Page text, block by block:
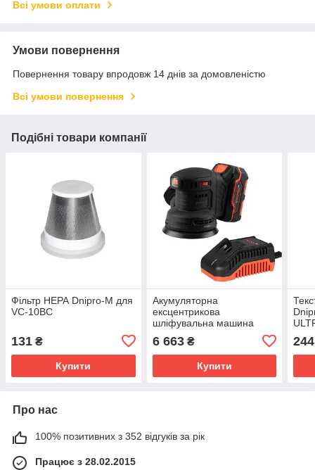
Всі умови оплати
Умови повернення
Повернення товару впродовж 14 днів за домовленістю
Всі умови повернення
Подібні товари компанії
Фільтр НЕРА Dnipro-M для
VC-10BC
131 ₴
Купити
Акумуляторна
ексцентрикова
шліфувальна машина
ULTRA + Акумуляторна
батарея BP-240 +
6 663₴
Купити
244
Про нас
100% позитивних з 352 відгуків за рік
Працює з 28.02.2015